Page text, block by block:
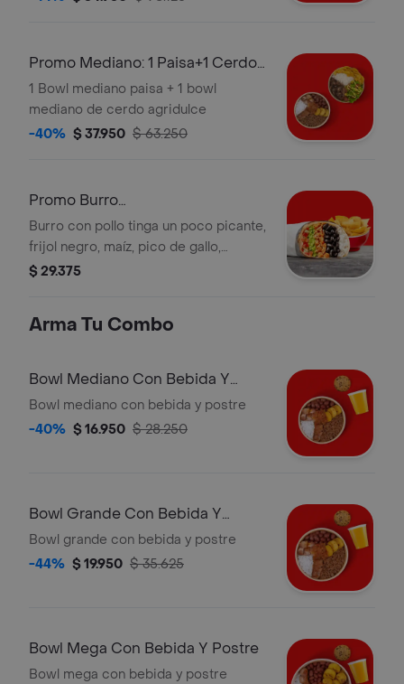
Promo Mediano: 1 Paisa+1 Cerdo
Agridulce
1 Bowl mediano paisa + 1 bowl
mediano de cerdo agridulce
-40% $ 37.950 $ 63.250
Promo Burro
Mexicano+acompañamiento
Burro con pollo tinga un poco picante,
frijol negro, maíz, pico de gallo,
guacamole y arroz blanco en tortilla
adicional.
$ 29.375
Arma Tu Combo
Bowl Mediano Con Bebida Y
Postre
Bowl mediano con bebida y postre
-40% $ 16.950 $ 28.250
Bowl Grande Con Bebida Y
Postre
Bowl grande con bebida y postre
-44% $ 19.950 $ 35.625
Bowl Mega Con Bebida Y Postre
Bowl mega con bebida y postre